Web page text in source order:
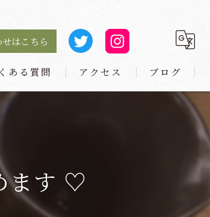
はこちら
ある質問 アクセス ブログ
ます ♡